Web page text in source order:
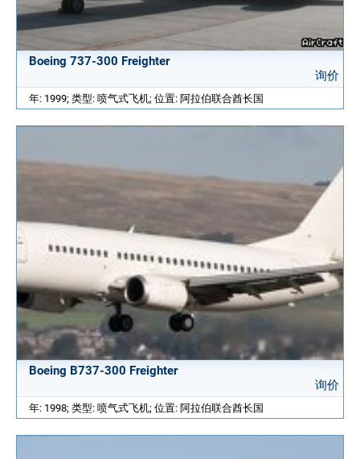
Boeing 737-300 Freighter
询价
年: 1999; 类型: 喷气式飞机; 位置: 阿拉伯联合酋长国
Boeing B737-300 Freighter
询价
年: 1998; 类型: 喷气式飞机; 位置: 阿拉伯联合酋长国